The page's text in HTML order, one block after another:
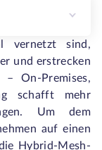
vernetzt sind,
und erstrecken
– On-Premises,
schafft mehr
Um dem
auf einen
Hybrid-Mesh-